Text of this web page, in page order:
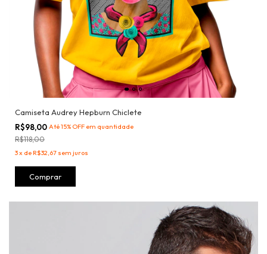
Camiseta Audrey Hepburn Chiclete
R$98,00 Até 15% OFF em quantidade
R$118,00
3x deR$32,67 sem juros
Comprar